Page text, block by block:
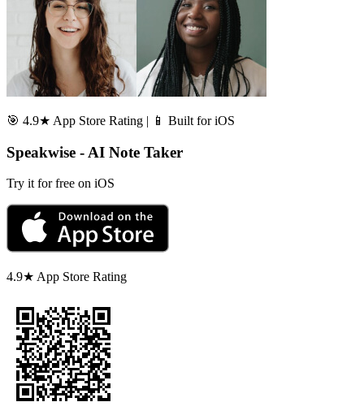
🎯 4.9★ App Store Rating | 📱 Built for iOS
Speakwise - AI Note Taker
Try it for free on iOS
4.9★ App Store Rating